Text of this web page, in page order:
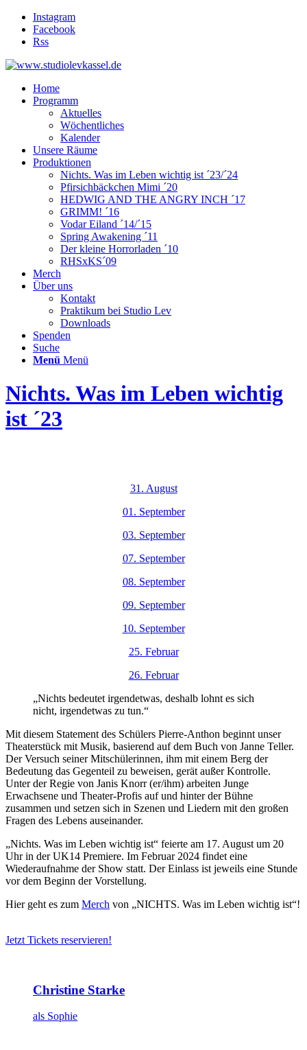
Instagram
Facebook
Rss
Home
Programm
Aktuelles
Wöchentliches
Kalender
Unsere Räume
Produktionen
Nichts. Was im Leben wichtig ist ´23/´24
Pfirsichbäckchen Mimi ´20
HEDWIG AND THE ANGRY INCH ´17
GRIMM! ´16
Vodar Eiland ´14/´15
Spring Awakening ´11
Der kleine Horrorladen ´10
RHSxKS´09
Merch
Über uns
Kontakt
Praktikum bei Studio Lev
Downloads
Spenden
Suche
Menü Menü
Nichts. Was im Leben wichtig
ist ´23
31. August
01. September
03. September
07. September
08. September
09. September
10. September
25. Februar
26. Februar
„Nichts bedeutet irgendetwas, deshalb lohnt es sich
nicht, irgendetwas zu tun.“
Mit diesem Statement des Schülers Pierre-Anthon beginnt unser
Theaterstück mit Musik, basierend auf dem Buch von Janne Teller.
Der Versuch seiner Mitschülerinnen, ihm mit einem Berg der
Bedeutung das Gegenteil zu beweisen, gerät außer Kontrolle.
Unter der Regie von Janis Knorr (er/ihm) arbeiten Junge
Erwachsene und Theater-Profis auf und hinter der Bühne
zusammen und setzen sich in Szenen und Liedern mit den großen
Fragen des Lebens auseinander.
„Nichts. Was im Leben wichtig ist“ feierte am 17. August um 20
Uhr in der UK14 Premiere. Im Februar 2024 findet eine
Wiederaufnahme der Show statt. Der Einlass ist jeweils eine Stunde
vor dem Beginn der Vorstellung.
Hier geht es zum Merch von „NICHTS. Was im Leben wichtig ist“!
Jetzt Tickets reservieren!
Christine Starke
als Sophie